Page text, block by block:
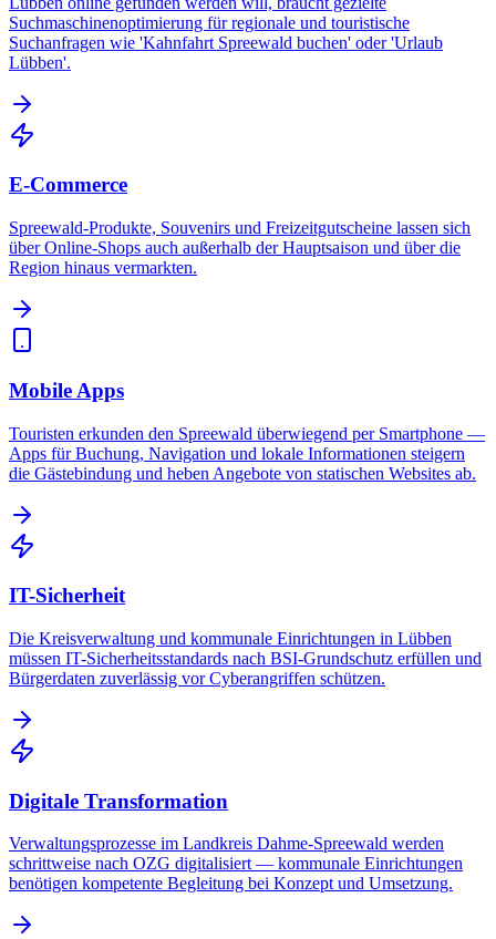
Suchmaschinenoptimierung für regionale und touristische
Suchanfragen wie 'Kahnfahrt Spreewald buchen' oder 'Urlaub
Lübben'.
E-Commerce
Spreewald-Produkte, Souvenirs und Freizeitgutscheine lassen sich
über Online-Shops auch außerhalb der Hauptsaison und über die
Region hinaus vermarkten.
Mobile Apps
Touristen erkunden den Spreewald überwiegend per Smartphone —
Apps für Buchung, Navigation und lokale Informationen steigern
die Gästebindung und heben Angebote von statischen Websites ab.
IT-Sicherheit
Die Kreisverwaltung und kommunale Einrichtungen in Lübben
müssen IT-Sicherheitsstandards nach BSI-Grundschutz erfüllen und
Bürgerdaten zuverlässig vor Cyberangriffen schützen.
Digitale Transformation
Verwaltungsprozesse im Landkreis Dahme-Spreewald werden
schrittweise nach OZG digitalisiert — kommunale Einrichtungen
benötigen kompetente Begleitung bei Konzept und Umsetzung.